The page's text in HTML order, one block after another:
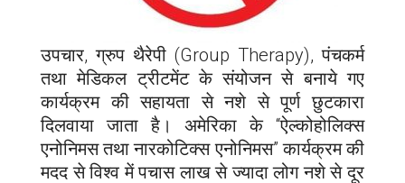
उपचार, ग्रुप थैरेपी (Group Therapy), पंचकर्म
तथा मेडिकल ट्रीटमेंट के संयोजन से बनाये गए
कार्यक्रम की सहायता से नशे से पूर्ण छुटकारा
दिलवाया जाता है। अमेरिका के “ऐल्कोहोलिक्स
एनोनिमस तथा नारकोटिक्स एनोनिमस” कार्यक्रम की
मदद से विश्व में पचास लाख से ज्यादा लोग नशे से दूर